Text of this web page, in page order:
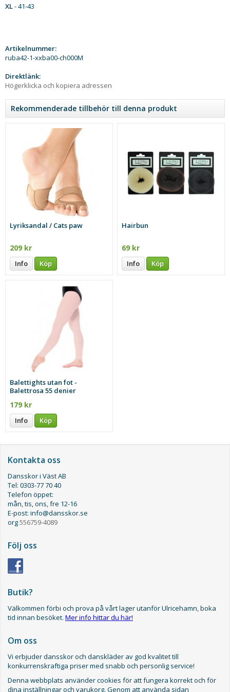
XL- 41-43
Artikelnummer:
ruba42-1-xxba00-ch000M
Direktlänk:
Högerklicka och kopiera adressen
Rekommenderade tillbehör till denna produkt
Lyriksandal / Cats paw
209 kr
Info Köp
Hairbun
69 kr
Info Köp
Balettights utan fot -
Balettrosa 55 denier
179 kr
Info Köp
Kontakta oss
Dansskor i Väst AB
Tel: 0303-77 70 40
Telefon öppet:
mån, tis, ons, fre 12-16
E-post: info@dansskor.se
org556759-4089
Följ oss
Butik?
Välkommen förbi och prova på vårt lager utanför Ulricehamn, boka
tid innan besöket. Mer info hittar du här!
Om oss
Vi erbjuder dansskor och danskläder av god kvalitet till
konkurrenskraftiga priser med snabb och personlig service!
Denna webbplats använder cookies för att fungera korrekt och för
dina inställningar och varukorg. Genom att använda sidan